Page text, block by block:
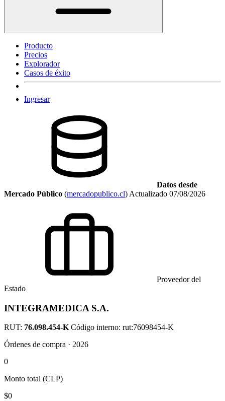
Producto
Precios
Explorador
Casos de éxito
Ingresar
Datos desde
Mercado Público (mercadopublico.cl) Actualizado 07/08/2026
Proveedor del
Estado
INTEGRAMEDICA S.A.
RUT: 76.098.454-K Código interno: rut:76098454-K
Órdenes de compra · 2026
0
Monto total (CLP)
$0